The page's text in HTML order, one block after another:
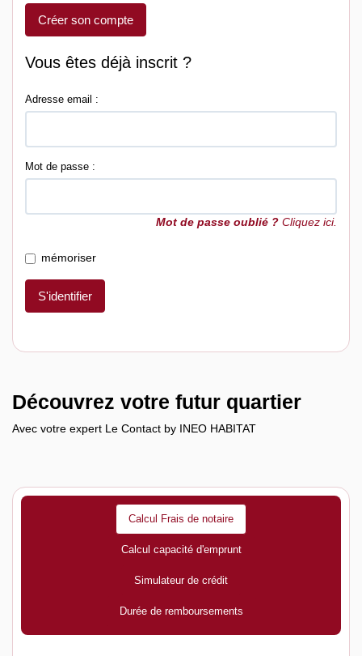
Créer son compte
Vous êtes déjà inscrit ?
Adresse email :
Mot de passe :
Mot de passe oublié ? Cliquez ici.
mémoriser
S'identifier
Découvrez votre futur quartier
Avec votre expert Le Contact by INEO HABITAT
Calcul Frais de notaire
Calcul capacité d'emprunt
Simulateur de crédit
Durée de remboursements